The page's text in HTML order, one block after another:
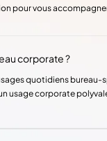
pour vous
corporate ?
quotidiens bureau-
usage corporate